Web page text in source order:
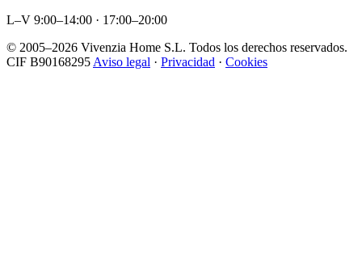
L–V 9:00–14:00 · 17:00–20:00
© 2005–2026 Vivenzia Home S.L. Todos los derechos reservados.
CIF B90168295 Aviso legal · Privacidad · Cookies